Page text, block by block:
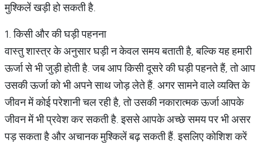
मुश्किलें खड़ी हो सकती है.
1. किसी और की घड़ी पहनना
वास्तु शास्त्र के अनुसार घड़ी न केवल समय बताती है, बल्कि यह हमारी
ऊर्जा से भी जुड़ी होती है. जब आप किसी दूसरे की घड़ी पहनते हैं, तो आप
उसकी ऊर्जा को भी अपने साथ जोड़ लेते हैं. अगर सामने वाले व्यक्ति के
जीवन में कोई परेशानी चल रही है, तो उसकी नकारात्मक ऊर्जा आपके
जीवन में भी प्रवेश कर सकती है. इससे आपके अच्छे समय पर भी असर
पड़ सकता है और अचानक मुश्किलें बढ़ सकती हैं. इसलिए कोशिश करें